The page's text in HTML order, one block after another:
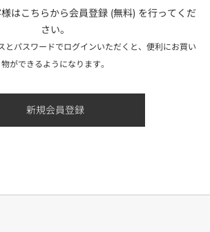
はこちらから会員登録 (無料) を行ってくだ
さい。
とパスワードでログインいただくと、便利にお買い
物ができるようになります。